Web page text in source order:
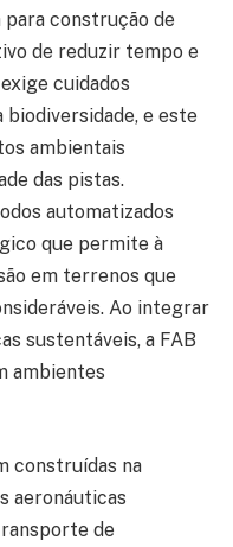
construção de
de reduzir tempo e
cuidados
biodiversidade, e este
ambientais
das pistas.
automatizados
que permite à
em terrenos que
Ao integrar
sustentáveis, a FAB
ambientes
construídas na
aeronáuticas
de